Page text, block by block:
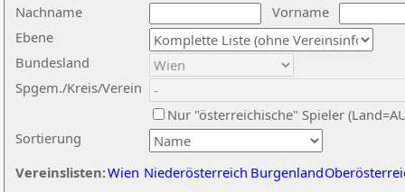
Nachname
Vorname
Ebene
Sortierung
Bundesland
Spgem./Kreis/Verein
Nur "österreichische" Spieler
Vereinslisten:Wien Niederösterreich Burgenland